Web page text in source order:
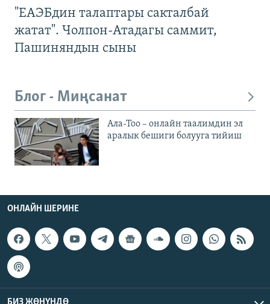
"ЕАЭБдин талаптары сакталбай
жатат". Чолпон-Атадагы саммит,
Пашиняндын сыны
Блог - Миңсанат
Ала-Тоо – онлайн таалимдин эл
аралык бешиги болууга тийиш
ОНЛАЙН ШЕРИНЕ